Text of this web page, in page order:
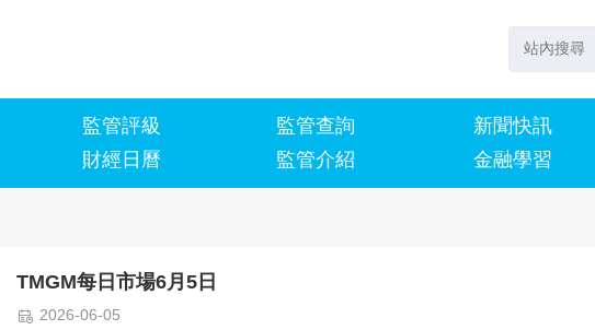
監管評級
財經日曆
監管查詢
監管介紹
新聞快訊
金融學習
TMGM每日市場6月5日
 2026-06-05